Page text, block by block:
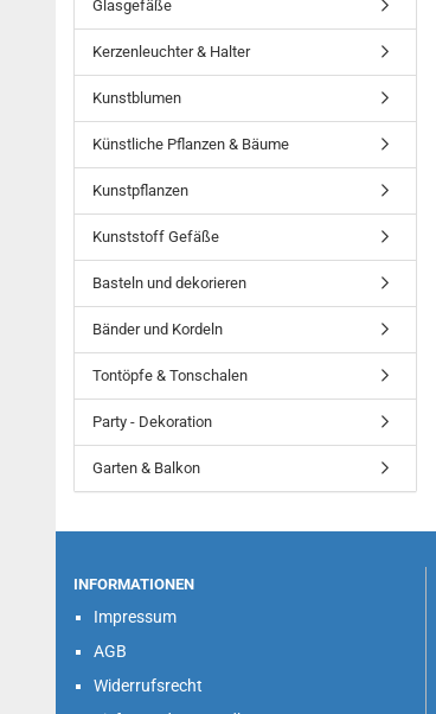
Glasgefäße
Kerzenleuchter & Halter
Kunstblumen
Künstliche Pflanzen & Bäume
Kunstpflanzen
Kunststoff Gefäße
Basteln und dekorieren
Bänder und Kordeln
Tontöpfe & Tonschalen
Party - Dekoration
Garten & Balkon
INFORMATIONEN
Impressum
AGB
Widerrufsrecht